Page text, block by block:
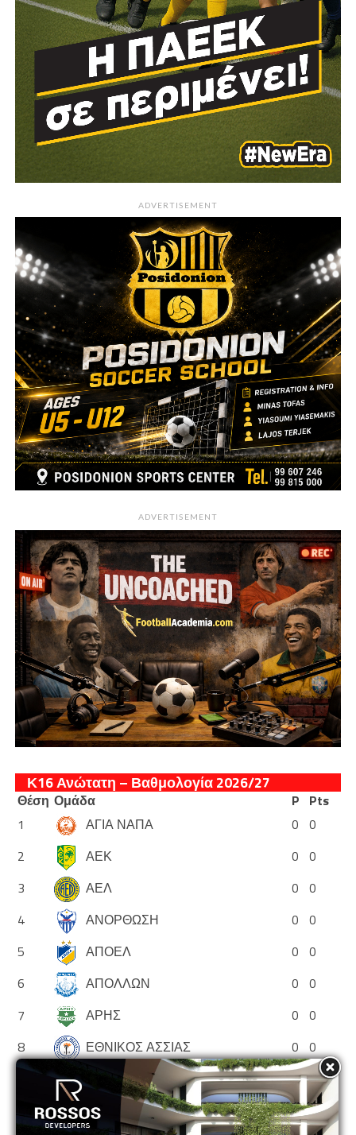
ADVERTISEMENT
ADVERTISEMENT
Κ16 Ανώτατη – Βαθμολογία 2026/27
Θέση Ομάδα P Pts
1
ΑΓΙΑ ΝΑΠΑ 0 0
2
ΑΕΚ 0 0
3
ΑΕΛ 0 0
4
ΑΝΟΡΘΩΣΗ 0 0
5
ΑΠΟΕΛ 0 0
6
ΑΠΟΛΛΩΝ 0 0
7
ΑΡΗΣ 0 0
8
ΕΘΝΙΚΟΣ ΑΣΣΙΑΣ 0 0
ΘΟΙ 0 0
ΝΕΑ ΣΑΛΑΜΙΝΑ 0 0